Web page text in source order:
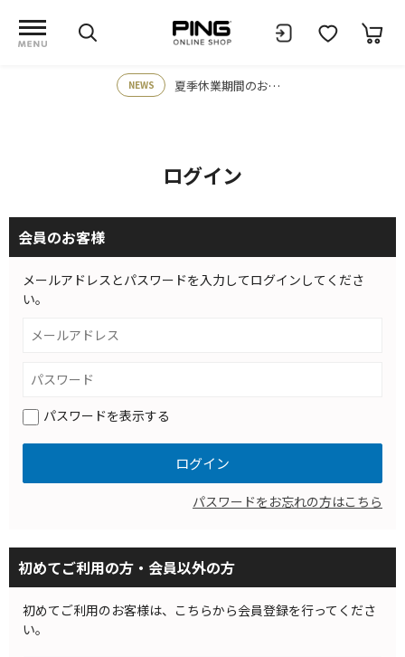
NEWS 夏季休業期間のお知らせ
ログイン
会員のお客様
メールアドレスとパスワードを入力してログインしてくださ
い。
パスワードを表示する
パスワードをお忘れの方はこちら
初めてご利用の方・会員以外の方
初めてご利用のお客様は、こちらから会員登録を行ってくださ
い。